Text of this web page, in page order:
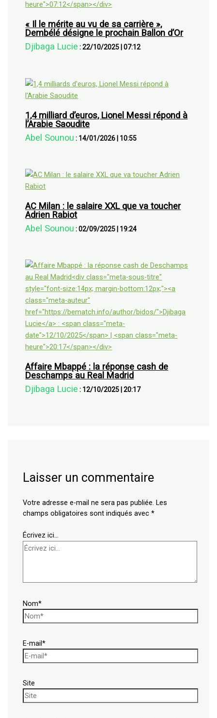
« Il le mérite au vu de sa carrière »,
Dembélé désigne le prochain Ballon d’Or
Djibaga Lucie :22/10/2025 |07:12
1,4 milliard d’euros, Lionel Messi répond à
l’Arabie Saoudite
Abel Sounou : 14/01/2026| 10:55
AC Milan : le salaire XXL que va toucher
Adrien Rabiot
Abel Sounou :02/09/2025 19:24
Affaire Mbappé : la réponse cash de
Deschamps au Real Madrid
Djibaga Lucie : 12/10/2025 |20:17
Laisser un commentaire
Votre adresse e-mail ne sera pas publiée. Les
champs obligatoires sont indiqués avec*
Écrivez ici…
Nom*
E-mail*
Site